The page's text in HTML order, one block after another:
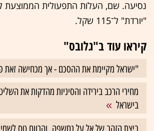
נסיעה. שם, העלות התפעולית הממוצעת
"יורדת" ל־115 שקל.
קיראו עוד ב"גלובס"
"ישראל מקיימת את ההסכם - אך מכחישה זאת
מחירי הרכב בירידה והסיניות מהדקות את
בישראל